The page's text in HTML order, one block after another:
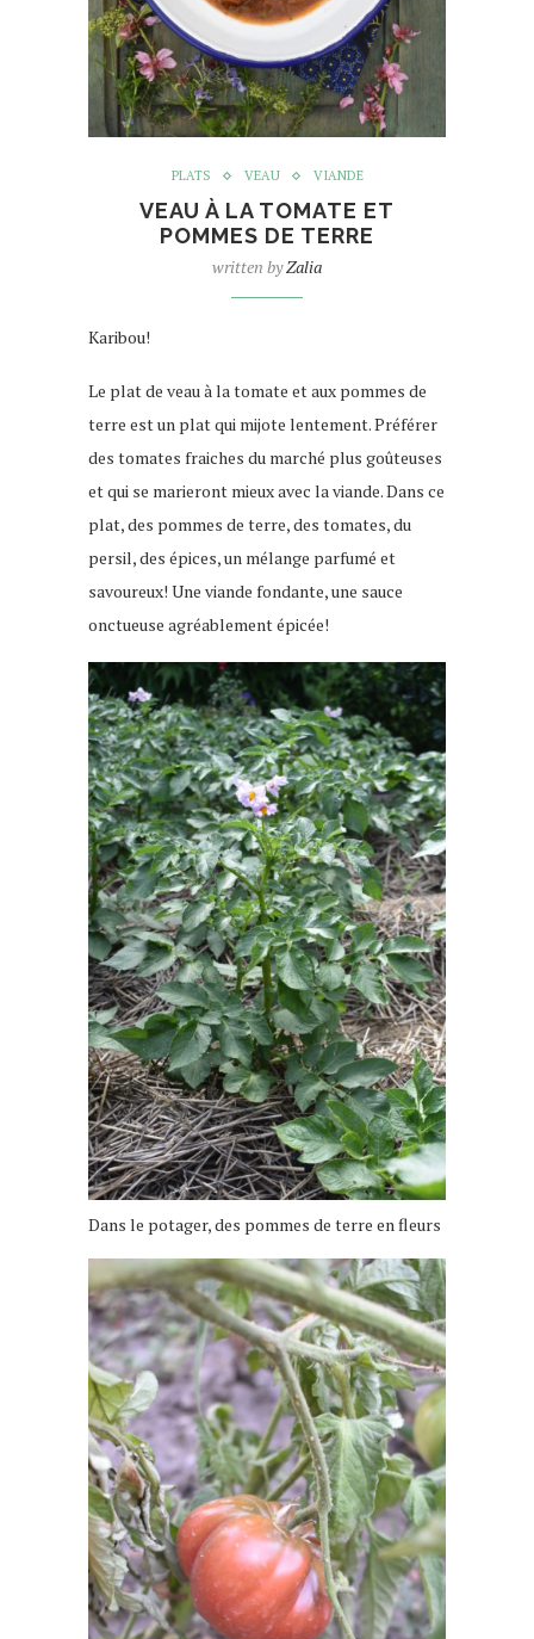
PLATS VEAU VIANDE
VEAU À LA TOMATE ET
POMMES DE TERRE
written byZalia
Karibou!
Le plat de veau à la tomate et aux pommes de
terre est un plat qui mijote lentement. Préférer
des tomates fraiches du marché plus goûteuses
et qui se marieront mieux avec la viande. Dans ce
plat, des pommes de terre, des tomates, du
persil, des épices, un mélange parfumé et
savoureux! Une viande fondante, une sauce
onctueuse agréablement épicée!
Dans le potager, des pommes de terre en fleurs